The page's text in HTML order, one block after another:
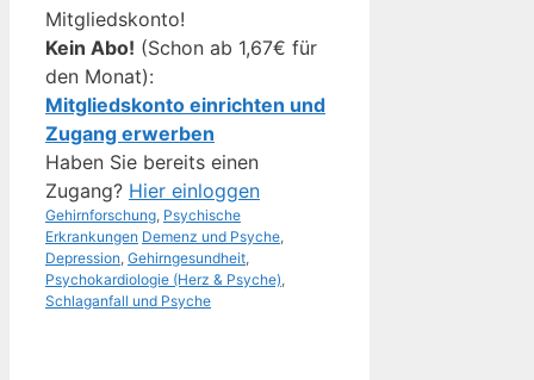
Mitgliedskonto!
Kein Abo! (Schon ab 1,67€ für
den Monat):
Mitgliedskonto einrichten und
Zugang erwerben
Haben Sie bereits einen
Zugang? Hier einloggen
Kategorien
Gehirnforschung Psychische
Erkrankungen Schlagwörter
Demenz und Psyche
Depression Gehirngesundheit
Psychokardiologie (Herz & Psyche)
Schlaganfall und Psyche